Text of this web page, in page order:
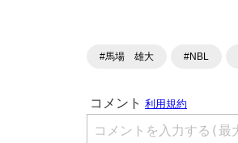
#馬場 雄大 #NBL